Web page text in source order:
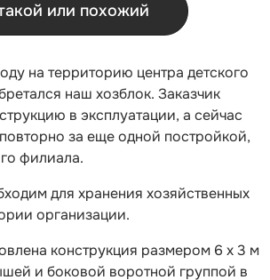
или похожий
на территорию центра детского
наш хозблок. Заказчик
в эксплуатации, а сейчас
за еще одной постройкой,
филиала.
для хранения хозяйственных
организации.
конструкция размером 6 х 3 м
и боковой воротной группой в